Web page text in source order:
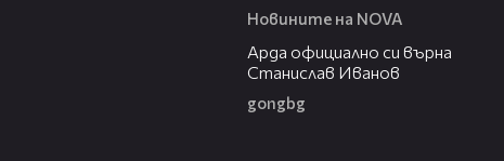
Новините на NOVA
Арда официално си върна
Станислав Иванов
gongbg